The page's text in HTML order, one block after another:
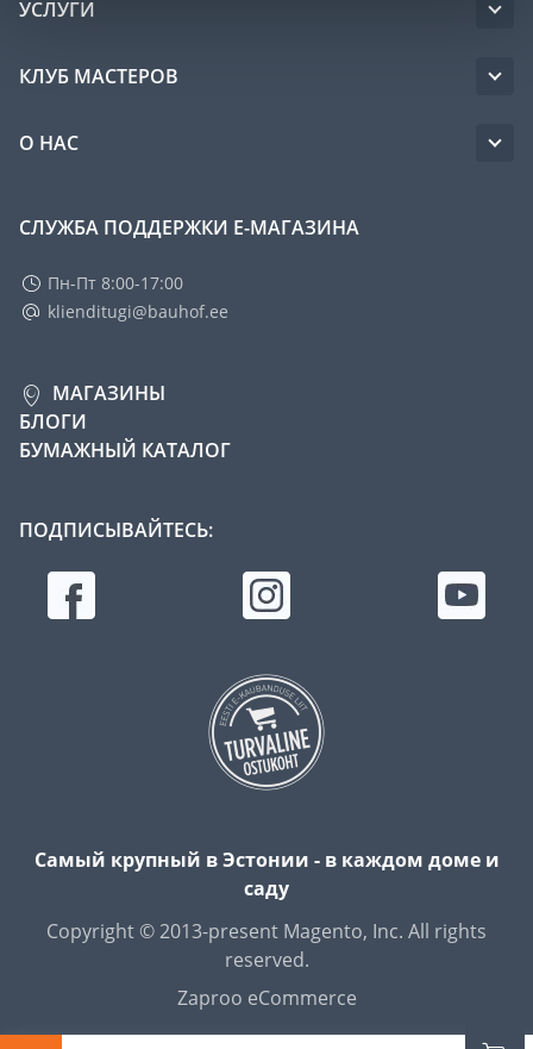
УСЛУГИ
КЛУБ МАСТЕРОВ
О НАС
СЛУЖБА ПОДДЕРЖКИ Е-МАГАЗИНА
Пн-Пт 8:00-17:00
klienditugi@bauhof.ee
МАГАЗИНЫ
БЛОГИ
БУМАЖНЫЙ КАТАЛОГ
ПОДПИСЫВАЙТЕСЬ:
Самый крупный в Эстонии - в каждом доме и
саду
Copyright © 2013-present Magento, Inc. All rights
reserved.
Zaproo eCommerce